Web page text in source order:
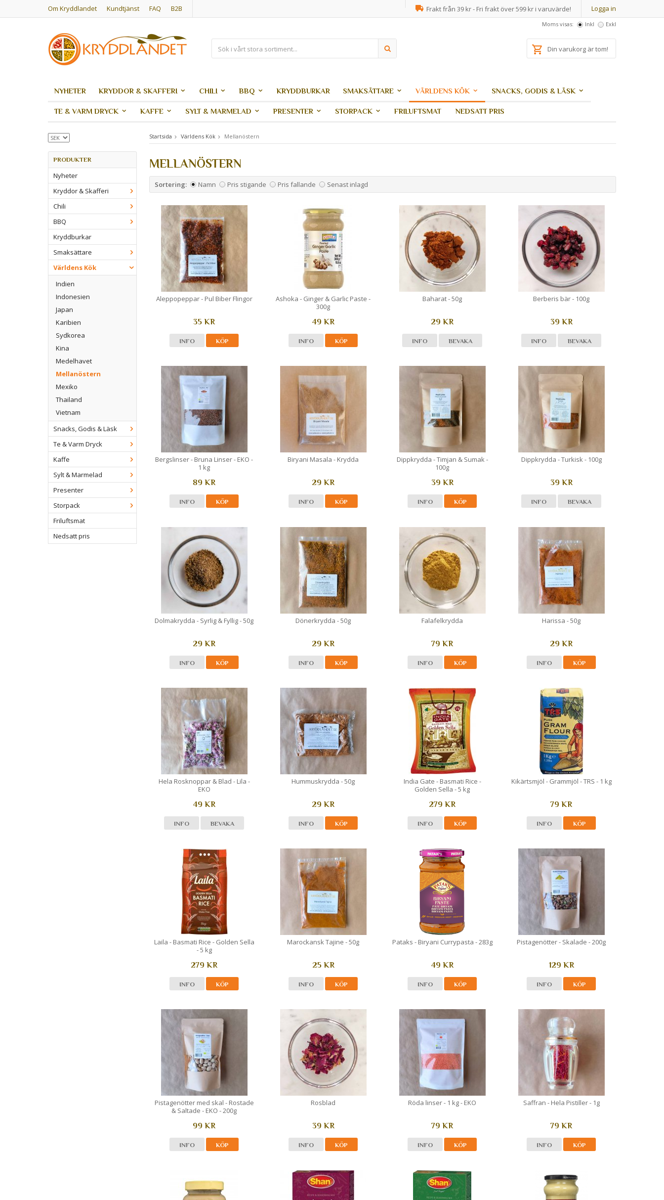
Om Kryddlandet Kundtjänst FAQ B2B Logga in
Frakt från 39 kr - Fri frakt över 599 kr i varuvärde!
Moms visas: Inkl Exkl
Din varukorg är tom!
NYHETER KRYDDOR & SKAFFERI CHILI BBQ KRYDDBURKAR SMAKSÄTTARE VÄRLDENS KÖK SNACKS, GODIS & LÄSK
TE & VARM DRYCK KAFFE SYLT & MARMELAD PRESENTER STORPACK FRILUFTSMAT NEDSATT PRIS
PRODUKTER
Nyheter
Kryddor & Skafferi
Chili
BBQ
Kryddburkar
Smaksättare
Världens Kök
Indien
Indonesien
Japan
Karibien
Sydkorea
Kina
Medelhavet
Mellanöstern
Mexiko
Thailand
Vietnam
Snacks, Godis & Läsk
Te & Varm Dryck
Kaffe
Sylt & Marmelad
Presenter
Storpack
Friluftsmat
Nedsatt pris
Startsida Världens Kök Mellanöstern
MELLANÖSTERN
Sortering: Namn Pris stigande Pris fallande Senast inlagd
Aleppopeppar - Pul Biber Flingor
35 KR
INFO KÖP
Ashoka - Ginger & Garlic Paste -
300g
49 KR
INFO KÖP
Baharat - 50g
29 KR
INFO BEVAKA
Berberis bär - 100g
39 KR
INFO BEVAKA
Bergslinser - Bruna Linser - EKO -
1 kg
89 KR
INFO KÖP
Biryani Masala - Krydda
29 KR
INFO KÖP
Dippkrydda - Timjan & Sumak -
100g
39 KR
INFO KÖP
Dippkrydda - Turkisk - 100g
39 KR
INFO BEVAKA
Dolmakrydda - Syrlig & Fyllig - 50g
29 KR
INFO KÖP
Dönerkrydda - 50g
29 KR
INFO KÖP
Falafelkrydda
79 KR
INFO KÖP
Harissa - 50g
29 KR
INFO KÖP
Hela Rosknoppar & Blad - Lila -
EKO
49 KR
INFO BEVAKA
Hummuskrydda - 50g
29 KR
INFO KÖP
India Gate - Basmati Rice -
Golden Sella - 5 kg
279 KR
INFO KÖP
Kikärtsmjöl - Grammjöl - TRS - 1 kg
79 KR
INFO KÖP
Laila - Basmati Rice - Golden Sella
- 5 kg
279 KR
INFO KÖP
Marockansk Tajine - 50g
25 KR
INFO KÖP
Pataks - Biryani Currypasta - 283g
49 KR
INFO KÖP
Pistagenötter - Skalade - 200g
129 KR
INFO KÖP
Pistagenötter med skal - Rostade
& Saltade - EKO - 200g
99 KR
INFO KÖP
Rosblad
39 KR
INFO KÖP
Röda linser - 1 kg - EKO
79 KR
INFO KÖP
Saffran - Hela Pistiller - 1g
79 KR
INFO KÖP